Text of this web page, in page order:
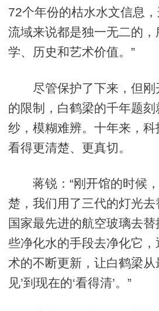
72个年份的枯水水文信息
流域来说都是独一无二的
学、历史和艺术价值。”
尽管保护了下来，但刚
的限制，白鹤梁的千年题
纱，模糊难辨。十年来，
看得更清楚、更真切。
蒋锐：“刚开馆的时候，
楚，我们用了三代的灯光
国家最先进的航空玻璃去
些净化水的手段去净化它
术的不断更新，让白鹤梁从
见’到现在的‘看得清’。”